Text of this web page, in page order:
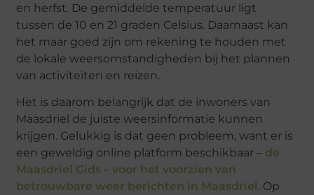
en herfst. De gemiddelde temperatuur ligt
tussen de 10 en 21 graden Celsius. Daarnaast kan
het maar goed zijn om rekening te houden met
de lokale weersomstandigheden bij het plannen
van activiteiten en reizen.
Het is daarom belangrijk dat de inwoners van
Maasdriel de juiste weersinformatie kunnen
krijgen. Gelukkig is dat geen probleem, want er is
een geweldig online platform beschikbaar – de
Maasdriel Gids – voor het voorzien van
betrouwbare weer berichten in Maasdriel. Op